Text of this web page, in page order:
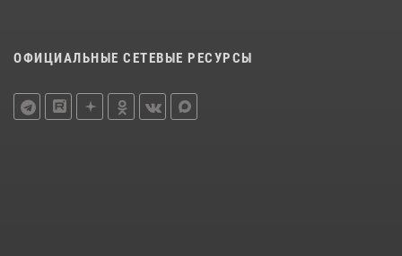
ОФИЦИАЛЬНЫЕ СЕТЕВЫЕ РЕСУРСЫ